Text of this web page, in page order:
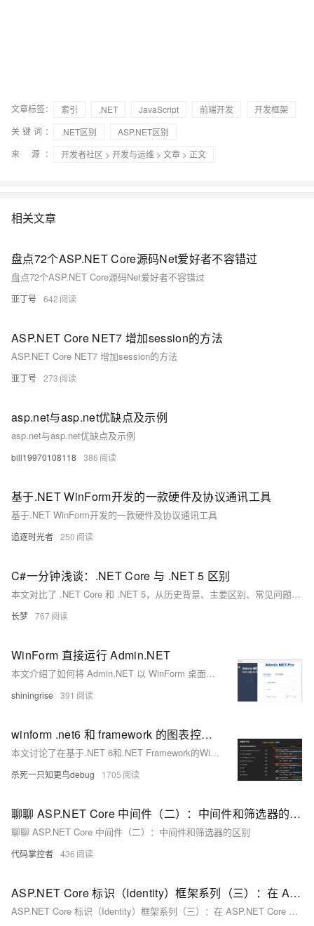
文章标签： 索引 .NET JavaScript 前端开发
开发框架
关键词：
.NET区别
ASP.NET区别
来 源：
开发者社区 > 开发与运维 > 文章 > 正文
相关文章
盘点72个ASP.NET Core源码Net爱好者不容错过
盘点72个ASP.NET Core源码Net爱好者不容错过
亚丁号 642
ASP.NET Core NET7 增加session的方法
ASP.NET Core NET7 增加session的方法
亚丁号 273
asp.net与asp.net优缺点及示例
asp.net与asp.net优缺点及示例
bill19970108118 386
基于.NET WinForm开发的一款硬件及协议通讯工具
基于.NET WinForm开发的一款硬件及协议通讯工具
追逐时光者 250
C#一分钟浅谈：.NET Core 与 .NET 5 区别
本文对比了 .NET Core 和 .NET 5，从历史背景、主要区别、常见问题及易错点等方面进行了详细分析。.NET Core 侧重跨平台支持和高性能，而 .NET 5 在此基础上统一了 .NET 生态系统，增加了更多新特性和优化。开发者可根据具体需求选择合适的版本。
长梦 767
WinForm 直接运行 Admin.NET
本文介绍了如何将 Admin.NET 以 WinForm 桌面程序模式运行，简化了手动配置 Web 服务的过程，便于演示和作为单机软件使用。通过添加特定 NuGet 包、修改 `Program.cs` 和 `Form1.cs` 文件，并调整项目配置，最终实现了在 WinForm 中嵌入 WebView 组件显示 Admin.NET 界面的效果。
shiningrise 391
winform .net6 和 framework 的图表控件，为啥项目中不存在chart控件，该如何解决？
本文讨论了在基于.NET 6和.NET Framework的WinForms项目中添加图表控件的不同方法。由于.NET 6的WinForms项目默认不包含Chart控件，可以通过NuGet包管理器安装如ScottPlot等图表插件。而对于基于.NET Framework的WinForms项目，Chart控件是默认存在的，也可以通过NuGet安装额外的图表插件，例如LiveCharts。文中提供了通过NuGet添加图表控件的步骤和截图说明。
杀死一只知更鸟debug 1705
聊聊 ASP.NET Core 中间件（二）：中间件和筛选器的区别
聊聊 ASP.NET Core 中间件（二）：中间件和筛选器的区别
代码掌控者 436
ASP.NET Core 标识（Identity）框架系列（三）：在 ASP.NET Core Web API 项目中使用标识（Identity）框架进行身份验证
ASP.NET Core 标识（Identity）框架系列（三）：在 ASP.NET Core Web API 项目中使用标识（Identity）框架进行身份验证